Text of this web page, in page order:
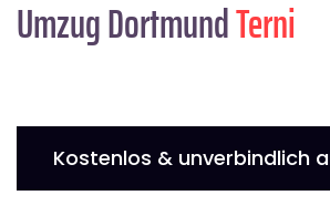
Umzug DortmundTerni
Kostenlos & unverbindlich